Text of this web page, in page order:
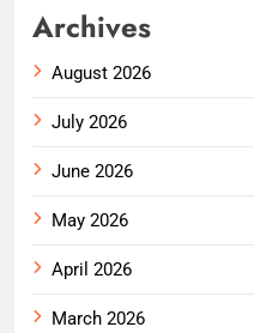
Archives
August 2026
July 2026
June 2026
May 2026
April 2026
March 2026